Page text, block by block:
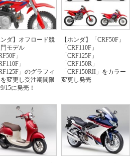
ンダ】オフロード競
モデル
」
」
」のグラフィ
を変更し受注期間限
15に発売！
【ホンダ】「CRF50F」
「CRF110F」
「CRF125F」
「CRF150R」
「CRF150RII」をカラー
変更し発売